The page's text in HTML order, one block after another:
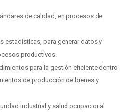
de calidad, en procesos de
estadísticas, para generar datos y
productivos.
para la gestión eficiente dentro
de producción de bienes y
industrial y salud ocupacional